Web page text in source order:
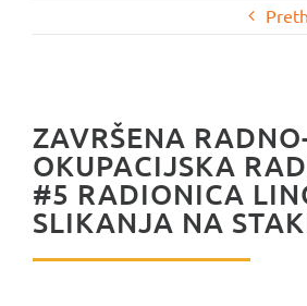
ZAVRŠENA
OKUPACIJSKA
#5 RADIONICA
SLIKANJA NA